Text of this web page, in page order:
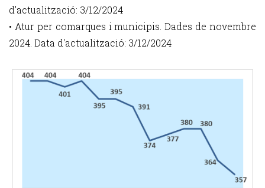
d’actualització: 3/12/2024
• Atur per comarques i municipis. Dades de novembre
2024. Data d'actualització: 3/12/2024